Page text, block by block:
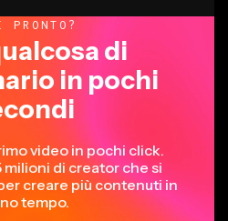
PRONTO?
di
in pochi
video in pochi click.
milioni di creator che si
creare più contenuti in
tempo.